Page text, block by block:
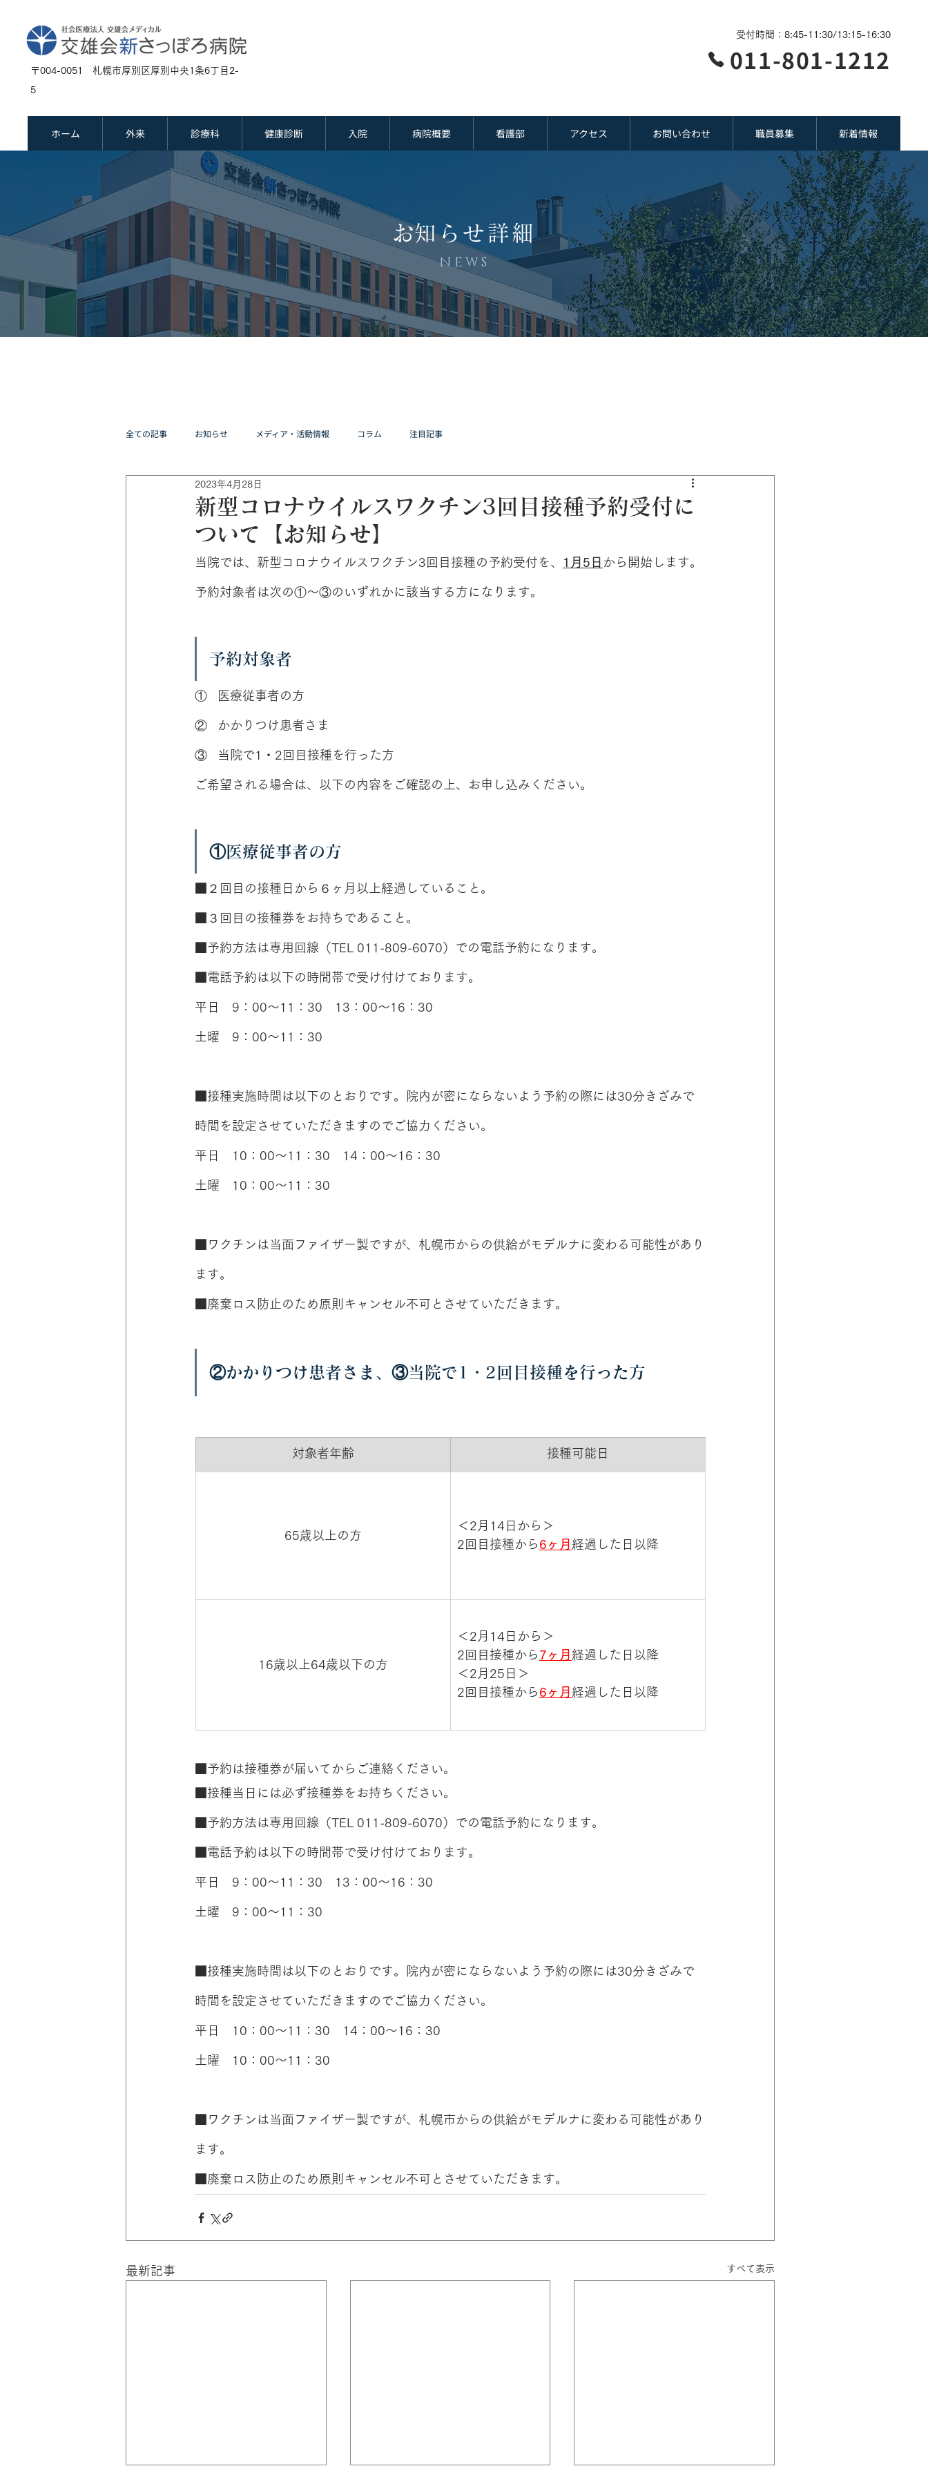
〒004-0051 札幌市厚別区厚別中央1条6丁目2-
5
受付時間：8:45-11:30/13:15-16:30
011-801-1212
ホーム 外来 診療科 健康診断 入院 病院概要 看護部 アクセス お問い合わせ 職員募集 新着情報
​お知らせ詳細
NEWS
全ての記事 お知らせ メディア・活動情報 コラム 注目記事
新型コロナウイルスワクチン3回目接種予約受付に
ついて【お知らせ】
2023年4月28日
当院では、新型コロナウイルスワクチン3回目接種の予約受付を、 1月5日 から開始します。
予約対象者は次の①～③のいずれかに該当する方になります。
予約対象者
①   医療従事者の方
②   かかりつけ患者さま
③   当院で1・2回目接種を行った方
ご希望される場合は、以下の内容をご確認の上、お申し込みください。
①医療従事者の方
■２回目の接種日から６ヶ月以上経過していること。
■３回目の接種券をお持ちであること。
■予約方法は専用回線（TEL 011-809-6070）での電話予約になります。
■電話予約は以下の時間帯で受け付けております。
平日　9：00～11：30　13：00～16：30
土曜　9：00～11：30
■接種実施時間は以下のとおりです。院内が密にならないよう予約の際には30分きざみで
時間を設定させていただきますのでご協力ください。
平日　10：00～11：30　14：00～16：30
土曜　10：00～11：30
■ワクチンは当面ファイザー製ですが、札幌市からの供給がモデルナに変わる可能性があり
ます。
■廃棄ロス防止のため原則キャンセル不可とさせていただきます。
②かかりつけ患者さま、③当院で1・2回目接種を行った方
​対象者年齢 接種可能日
​65歳以上の方
​＜2月14日から＞
2回目接種から 6ヶ月 経過した日以降
​16歳以上64歳以下の方
​＜2月14日から＞
2回目接種から 7ヶ月 経過した日以降
＜2月25日＞
2回目接種から 6ヶ月 経過した日以降
■予約は接種券が届いてからご連絡ください。
■接種当日には必ず接種券をお持ちください。
■予約方法は専用回線（TEL 011-809-6070）での電話予約になります。
■電話予約は以下の時間帯で受け付けております。
平日　9：00～11：30　13：00～16：30
土曜　9：00～11：30
■接種実施時間は以下のとおりです。院内が密にならないよう予約の際には30分きざみで
時間を設定させていただきますのでご協力ください。
平日　10：00～11：30　14：00～16：30
土曜　10：00～11：30
■ワクチンは当面ファイザー製ですが、札幌市からの供給がモデルナに変わる可能性があり
ます。
■廃棄ロス防止のため原則キャンセル不可とさせていただきます。
最新記事 すべて表示